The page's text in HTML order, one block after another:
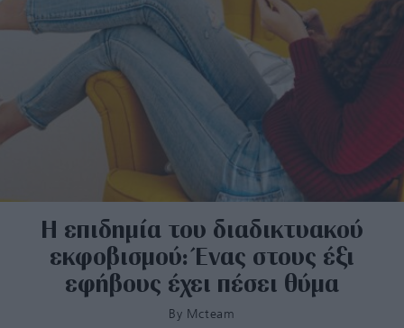
Η επιδημία του διαδικτυακού
εκφοβισμού: Ένας στους έξι
εφήβους έχει πέσει θύμα
By Mcteam